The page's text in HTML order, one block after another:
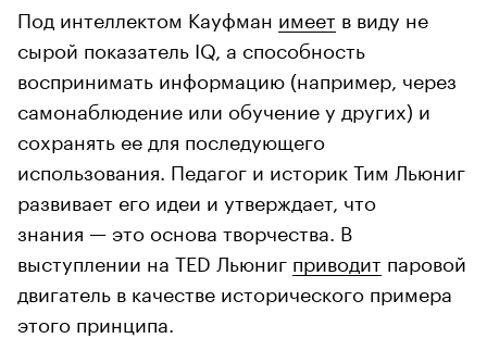
Под интеллектом Кауфман имеет в виду не
сырой показатель IQ, а способность
воспринимать информацию (например, через
самонаблюдение или обучение у других) и
сохранять ее для последующего
использования. Педагог и историк Тим Льюниг
развивает его идеи и утверждает, что
знания — это основа творчества. В
выступлении на TED Льюниг приводит паровой
двигатель в качестве исторического примера
этого принципа.